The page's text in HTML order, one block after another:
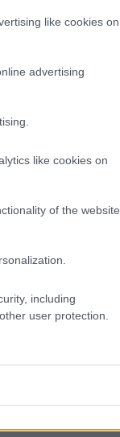
like cookies on
advertising
like cookies on
of the website
including
user protection.
il loro
delle
urgente.
2030
che
di
gli
delle